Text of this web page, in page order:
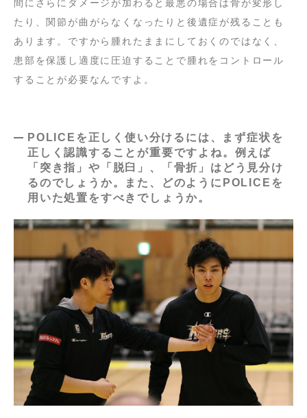
間にさらにダメージが加わると最悪の場合は骨が変形し
たり、関節が曲がらなくなったりと後遺症が残ることも
あります。ですから腫れたままにしておくのではなく、
患部を保護し適度に圧迫することで腫れをコントロール
することが必要なんですよ。
POLICEを正しく使い分けるには、まず症状を
正しく認識することが重要ですよね。例えば
「突き指」や「脱臼」、「骨折」はどう見分け
るのでしょうか。また、どのようにPOLICEを
用いた処置をすべきでしょうか。